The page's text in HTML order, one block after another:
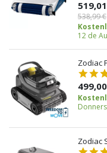
538,99 €
12 de
Zodiac
Zodiac